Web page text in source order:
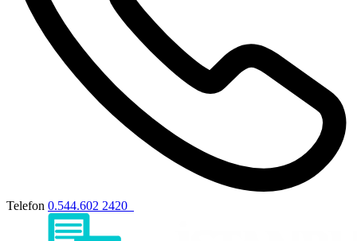
Telefon 0.544.602 2420